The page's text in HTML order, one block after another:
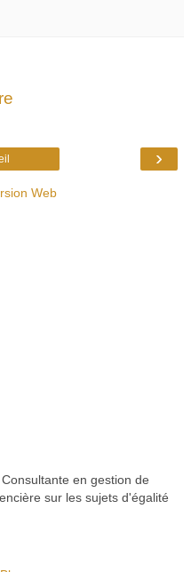
›
Web
en gestion de
sur les sujets d'égalité